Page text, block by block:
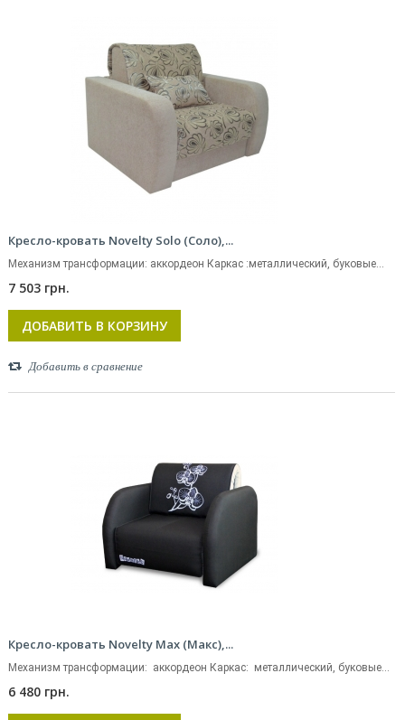
Кресло-кровать Novelty Solo (Соло),...
Механизм трансформации: аккордеон Каркас :металлический, буковые...
7 503 грн.
ДОБАВИТЬ В КОРЗИНУ
Добавить в сравнение
Кресло-кровать Novelty Max (Макс),...
Механизм трансформации: аккордеон Каркас: металлический, буковые...
6 480 грн.